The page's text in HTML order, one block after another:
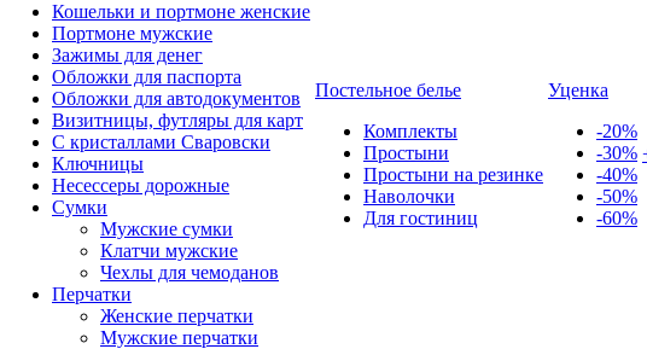
Кошельки и портмоне женские
Портмоне мужские
Зажимы для денег
Обложки для паспорта
Обложки для автодокументов
Визитницы, футляры для карт
C кристаллами Сваровски
Ключницы
Несессеры дорожные
Сумки
Мужские сумки
Клатчи мужские
Чехлы для чемоданов
Перчатки
Женские перчатки
Мужские перчатки
Постельное белье
Комплекты
Простыни
Простыни на резинке
Наволочки
Для гостиниц
Уценка
-20%
-30%
-40%
-50%
-60%